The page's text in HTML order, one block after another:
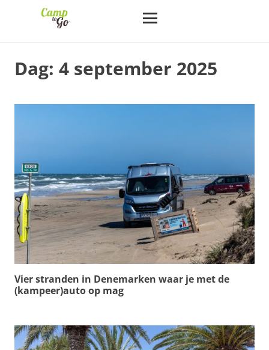
Dag: 4 september 2025
Vier stranden in Denemarken waar je met de
(kampeer)auto op mag